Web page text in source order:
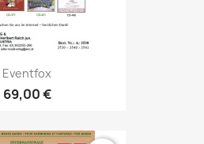
Eventfox
69,00 €